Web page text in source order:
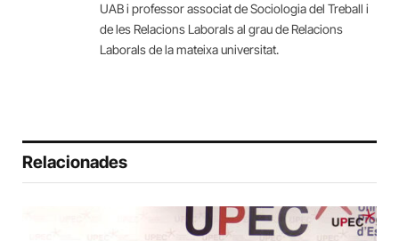
UAB i professor associat de Sociologia del Treball i
de les Relacions Laborals al grau de Relacions
Laborals de la mateixa universitat.
Relacionades